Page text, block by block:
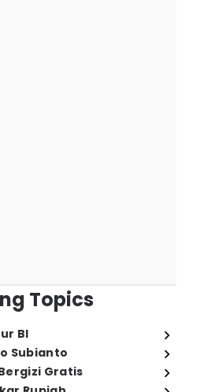
Topics
BI
Subianto
Gratis